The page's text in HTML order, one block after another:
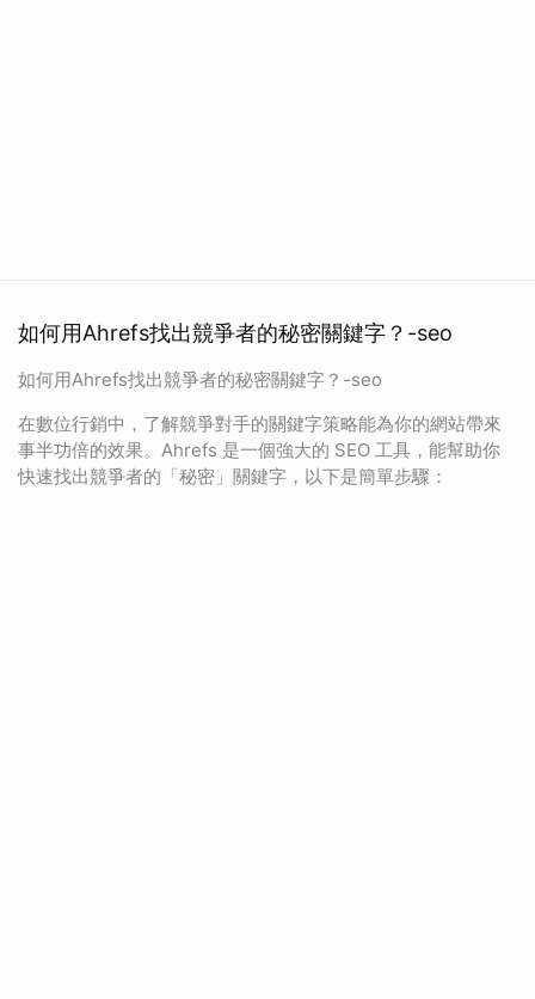
如何用Ahrefs找出競爭者的秘密關鍵字？-seo
如何用Ahrefs找出競爭者的秘密關鍵字？-seo
在數位行銷中，了解競爭對手的關鍵字策略能為你的網站帶來
事半功倍的效果。Ahrefs 是一個強大的 SEO 工具，能幫助你
快速找出競爭者的「秘密」關鍵字，以下是簡單步驟：